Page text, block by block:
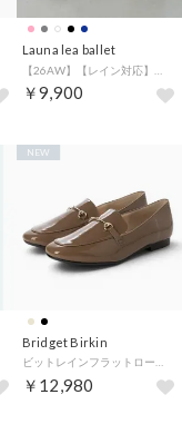
Launa lea ballet
￥9,900
Bridget Birkin
￥12,980
NEW